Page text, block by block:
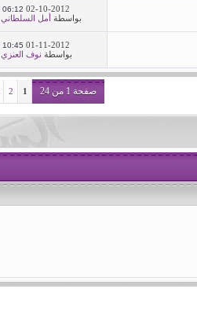
02-10-2012
06:12 AM
بواسطة أمل السلطاني
01-11-2012
10:45 PM
بواسطة نوف العنزي
صفحة 1 من 24 1
2